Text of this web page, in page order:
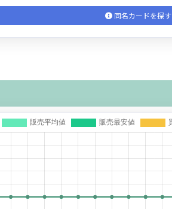
同名カードを探す